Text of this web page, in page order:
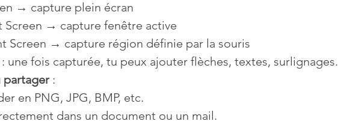
→ capture plein écran
Screen → capture fenêtre active
Screen → capture région définie par la souris
une fois capturée, tu peux ajouter flèches, textes, surlignages.
partager :
en PNG, JPG, BMP, etc.
dans un document ou un mail.